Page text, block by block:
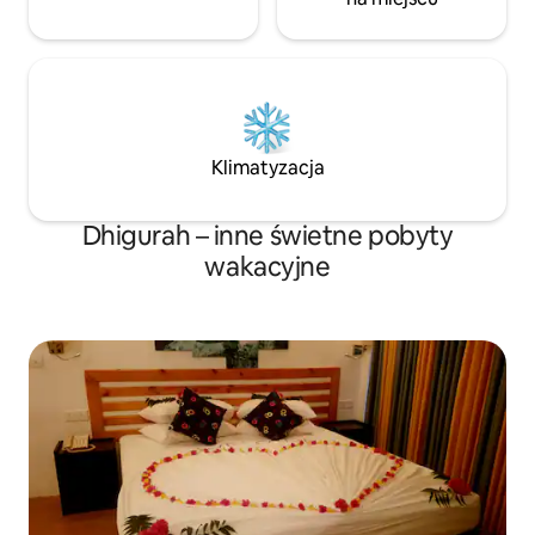
Klimatyzacja
Dhigurah – inne świetne pobyty
wakacyjne